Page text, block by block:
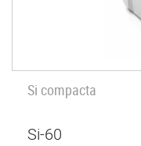
Si compacta
Si-60